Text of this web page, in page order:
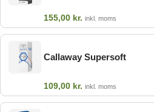
155,00 kr. inkl. moms
Callaway Supersoft
109,00 kr. inkl. moms